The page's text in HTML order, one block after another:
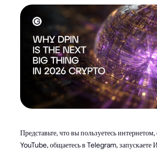
Представьте, что вы пользуетесь
YouTube, общаетесь в Telegram, запускаете